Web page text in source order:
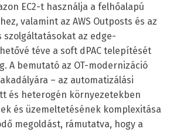
EC2-t használja a felhőalapú
valamint az AWS Outposts és az
szolgáltatásokat az edge-
téve a soft dPAC telepítését
A bemutató az OT-modernizáció
– az automatizálási
és heterogén környezetekben
és üzemeltetésének komplexitása
megoldást, rámutatva, hogy a